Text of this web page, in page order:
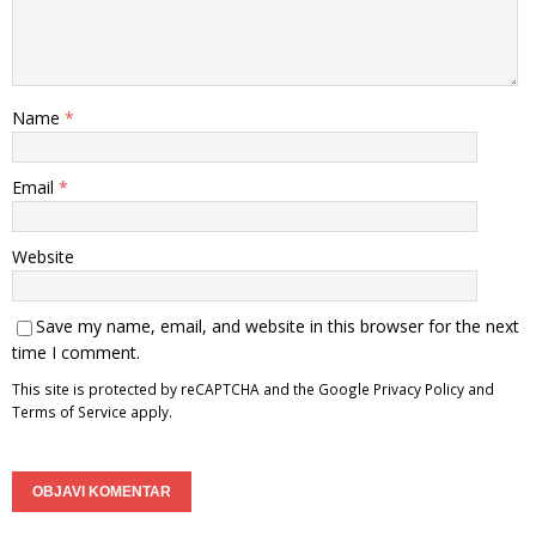
Name *
Email *
Website
Save my name, email, and website in this browser for the next
time I comment.
This site is protected by reCAPTCHA and the Google Privacy Policy and
Terms of Service apply.